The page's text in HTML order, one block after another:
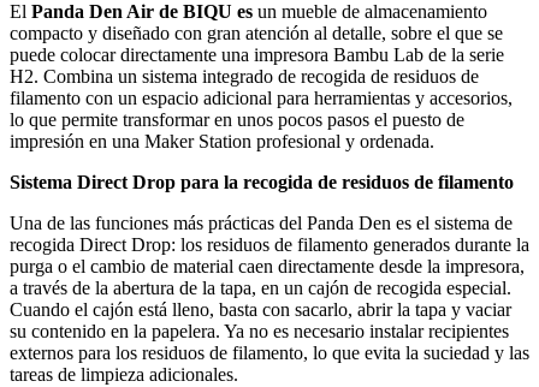
El Panda Den Air de BIQU es un mueble de almacenamiento
compacto y diseñado con gran atención al detalle, sobre el que se
puede colocar directamente una impresora Bambu Lab de la serie
H2. Combina un sistema integrado de recogida de residuos de
filamento con un espacio adicional para herramientas y accesorios,
lo que permite transformar en unos pocos pasos el puesto de
impresión en una Maker Station profesional y ordenada.
Sistema Direct Drop para la recogida de residuos de filamento
Una de las funciones más prácticas del Panda Den es el sistema de
recogida Direct Drop: los residuos de filamento generados durante la
purga o el cambio de material caen directamente desde la impresora,
a través de la abertura de la tapa, en un cajón de recogida especial.
Cuando el cajón está lleno, basta con sacarlo, abrir la tapa y vaciar
su contenido en la papelera. Ya no es necesario instalar recipientes
externos para los residuos de filamento, lo que evita la suciedad y las
tareas de limpieza adicionales.